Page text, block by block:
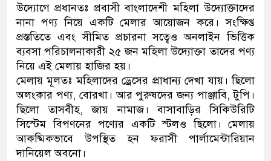
উদ্যোগে প্রধানতঃ প্রবাসী বাংলাদেশী মহিলা উদ্যোক্তাদের
নানা পণ্য নিয়ে একটি মেলার আয়োজন করে। সংক্ষিপ্ত
প্রস্ততিতে এবং সীমিত প্রচারনা সত্বেও অনলাইন ভিত্তিক
ব্যবসা পরিচালনাকারী ২৫ জন মহিলা উদ্যোক্তা তাদের পণ্য
নিয়ে এই মেলায় হাজির হয়।
মেলায় মূলতঃ মহিলাদের ড্রেসের প্রাধান্য দেখা যায়। ছিলো
অলংকার পণ্য, বোরখা। আর পুরুষদের জন্য পাঞ্জাবি, টুপি।
ছিলো তাসবীহ, জায় নামাজ। বাসাবাড়ির সিকিউরিটি
সিস্টেম বিপণনের পণ্যের একটি স্টলও ছিলো। মেলায়
আকষ্মিকভাবে উপস্থিত হন ফরাসী পার্লামেন্টারিয়ান
দানিয়েল অবনো।